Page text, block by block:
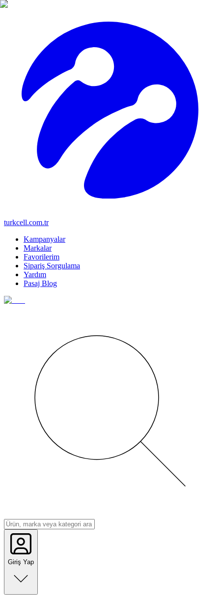
turkcell.com.tr
Kampanyalar
Markalar
Favorilerim
Sipariş Sorgulama
Yardım
Pasaj Blog
Giriş Yap